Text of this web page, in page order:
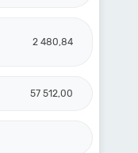
2 480,84
57 512,00